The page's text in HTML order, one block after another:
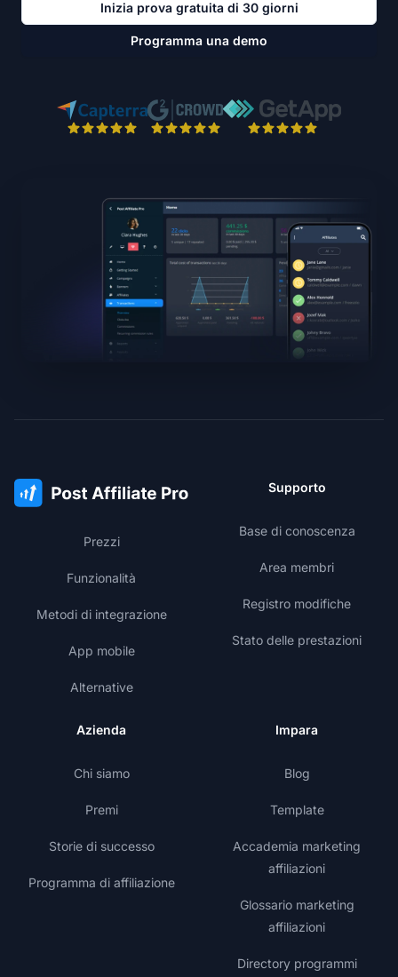
Inizia prova gratuita di 30 giorni
Programma una demo
Prezzi
Funzionalità
Metodi di integrazione
App mobile
Alternative
Supporto
Base di conoscenza
Area membri
Registro modifiche
Stato delle prestazioni
Azienda
Chi siamo
Premi
Storie di successo
Programma di affiliazione
Impara
Blog
Template
Accademia marketing
affiliazioni
Glossario marketing
affiliazioni
Directory programmi